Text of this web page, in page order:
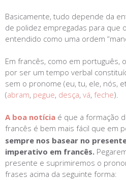
Basicamente, tudo depende da
de polidez empregadas para que
entendido como uma ordem
Em francês, como em português,
por ser um tempo verbal
sem o pronome (eu, tu, ele, nós,
(abram, pegue, desça, vá, feche).
A boa notícia é que a formação
francês é bem mais fácil que em
sempre nos basear no
imperativo em francês.
presente e suprimiremos o
frases acima da seguinte forma: